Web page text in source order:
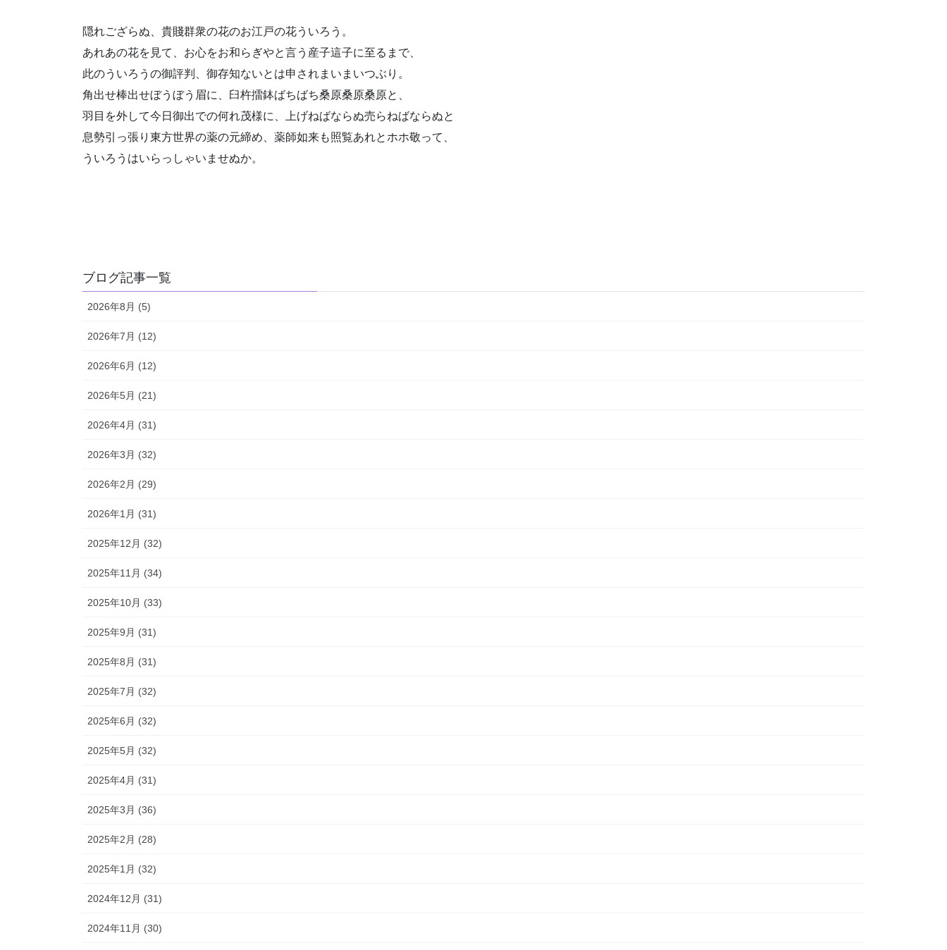
隠れござらぬ、貴賤群衆の花のお江戸の花ういろう。
あれあの花を見て、お心をお和らぎやと言う産子這子に至るまで、
此のういろうの御評判、御存知ないとは申されまいまいつぶり。
角出せ棒出せぼうぼう眉に、臼杵擂鉢ばちばち桑原桑原桑原と、
羽目を外して今日御出での何れ茂様に、上げねばならぬ売らねばならぬと
息勢引っ張り東方世界の薬の元締め、薬師如来も照覧あれとホホ敬って、
ういろうはいらっしゃいませぬか。
ブログ記事一覧
2026年8月 (5)
2026年7月 (12)
2026年6月 (12)
2026年5月 (21)
2026年4月 (31)
2026年3月 (32)
2026年2月 (29)
2026年1月 (31)
2025年12月 (32)
2025年11月 (34)
2025年10月 (33)
2025年9月 (31)
2025年8月 (31)
2025年7月 (32)
2025年6月 (32)
2025年5月 (32)
2025年4月 (31)
2025年3月 (36)
2025年2月 (28)
2025年1月 (32)
2024年12月 (31)
2024年11月 (30)